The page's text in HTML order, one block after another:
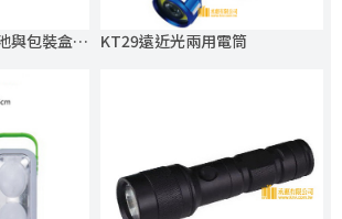
不鏽鋼手電筒(附電池與包裝盒)鎖圈 KT29遠近光兩用電筒